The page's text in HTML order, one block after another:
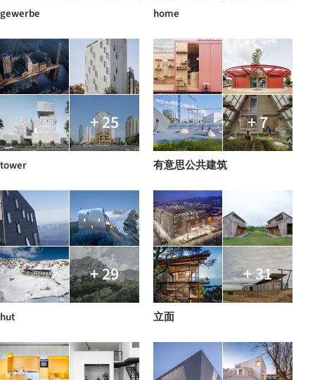
gewerbe home
+ 25
tower
+ 7
有意思公共建筑
+ 29
hut
+ 31
立面